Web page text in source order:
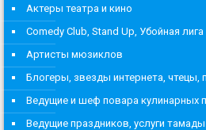
Актеры театра и кино
Comedy Club, Stand Up, Убойная лига
Артисты мюзиклов
Блогеры, звезды интернета, чтецы,
Ведущие и шеф повара кулинарных
Ведущие праздников, услуги тамады